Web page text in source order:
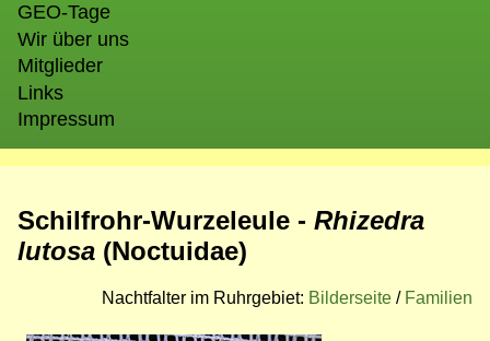
GEO-Tage
Wir über uns
Mitglieder
Links
Impressum
Schilfrohr-Wurzeleule - Rhizedra
lutosa (Noctuidae)
Nachtfalter im Ruhrgebiet: Bilderseite / Familien